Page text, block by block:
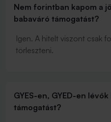
Nem forintban kapom a
babaváró támogatást?
Igen. A hitelt viszont csak
törleszteni.
GYES-en, GYED-en
támogatást?